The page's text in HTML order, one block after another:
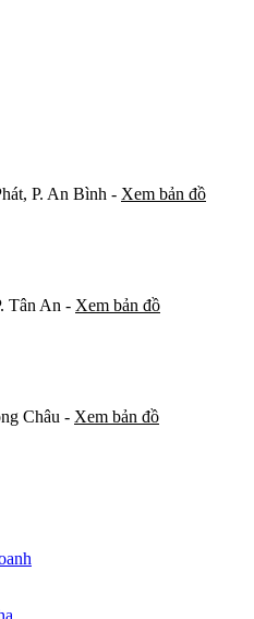
P. An Bình - Xem bản đồ
Tân An - Xem bản đồ
Châu - Xem bản đồ